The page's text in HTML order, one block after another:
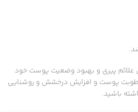
علائم پیری و بهبود وضعیت پوست خود
پوست و افزایش درخشش و روشنایی
باشید.